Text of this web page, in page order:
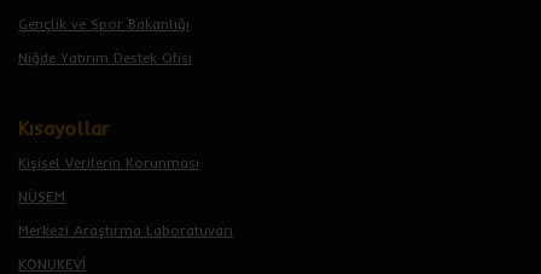
Gençlik ve Spor Bakanlığı
Niğde Yatırım Destek Ofisi
Kısayollar
Kişisel Verilerin Korunması
NÜSEM
Merkezi Araştırma Laboratuvarı
KONUKEVİ